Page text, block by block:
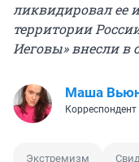
ликвидировал ее
территории
Иеговы» внесли в
Маша
Корреспондент
Экстремизм